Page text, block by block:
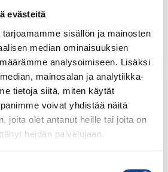
evästeitä
sisällön ja mainosten
median ominaisuuksien
analysoimiseen. Lisäksi
mainosalan ja analytiikka-
tietoja siitä, miten käytät
voivat yhdistää näitä
joita olet antanut heille tai joita on
heidän palvelujaan.
harvinainen